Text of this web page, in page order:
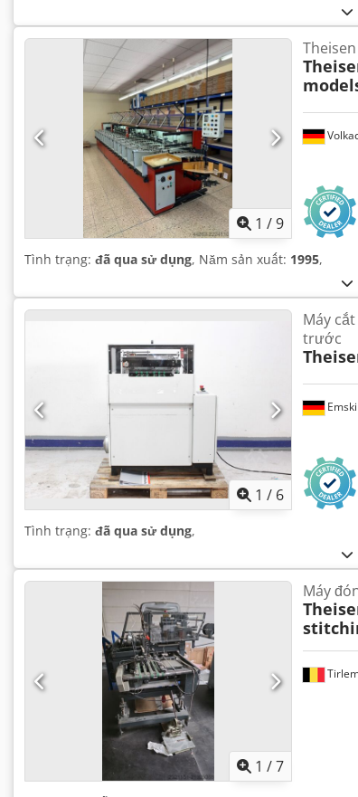
1 /9
Tình trạng: đã qua sử dụng, Năm sản xuất: 1995,
1 / 6
Máy
trước
Tình trạng: đã qua sử dụng,
1 /7
Máy